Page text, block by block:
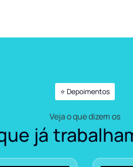
⭐ Depoimentos
Veja o que dizem os
já